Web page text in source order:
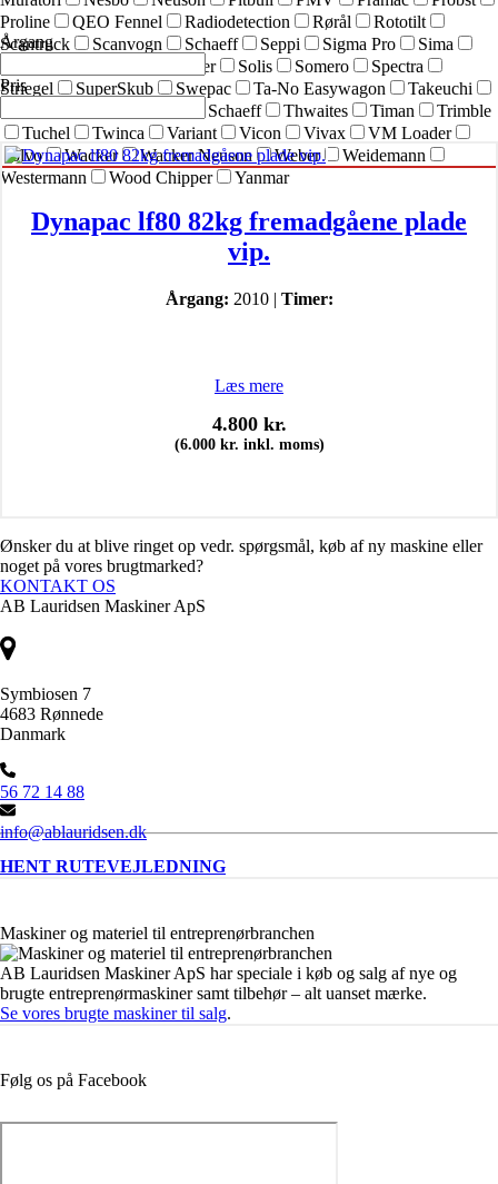
Proline
QEO Fennel Radiodetection Rørål
Rototilt
Scantruck
Scanvogn Schaeff Seppi Sigma Pro
Sima
sneskraber Solis Somero
Spectra
Striegel
SuperSkub Swepac Ta-No Easywagon
Takeuchi
Terex Schaeff Thwaites Timan
Trimble
Tuchel
Twinca Variant Vicon Vivax
VM Loader
Volvo
Wacker Wacker Neuson Weber
Weidemann
Westermann
Wood Chipper Yanmar
Årgang
Pris
Dynapac lf80 82kg fremadgåene plade
vip.
Årgang: 2010 | Timer:
Læs mere
4.800 kr.
(6.000 kr. inkl. moms)
Ønsker du at blive ringet op vedr. spørgsmål, køb af ny maskine eller
noget på vores brugtmarked?
KONTAKT OS
AB Lauridsen Maskiner ApS
Symbiosen 7
4683 Rønnede
Danmark
56 72 14 88
info@ablauridsen.dk
HENT RUTEVEJLEDNING
Maskiner og materiel til entreprenørbranchen
AB Lauridsen Maskiner ApS har speciale i køb og salg af nye og
brugte entreprenørmaskiner samt tilbehør – alt uanset mærke.
Se vores brugte maskiner til salg.
Følg os på Facebook